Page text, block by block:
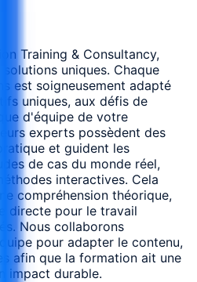
Training & Consultancy,
uniques. Chaque
est soigneusement adapté
uniques, aux défis de
d'équipe de votre
experts possèdent des
et guident les
de cas du monde réel,
interactives. Cela
compréhension théorique,
directe pour le travail
Nous collaborons
pour adapter le contenu,
afin que la formation ait une
impact durable.